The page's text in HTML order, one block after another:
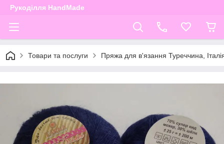
Рукоділля HandMade
Товари та послуги Пряжа для в'язання Туреччина,